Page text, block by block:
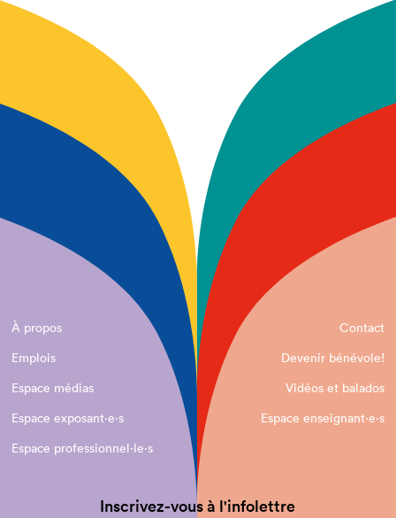
À propos
Contact
Emplois
Devenir bénévole!
Espace médias
Vidéos et balados
Espace exposant·e⋅s
Espace enseignant·e⋅s
Espace professionnel·le⋅s
Inscrivez-vous à l'infolettre